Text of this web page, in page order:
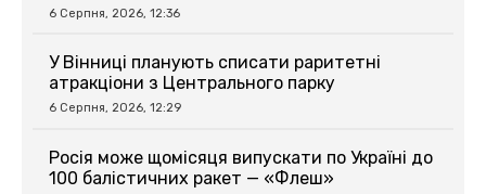
6 Серпня, 2026, 12:36
У Вінниці планують списати раритетні
атракціони з Центрального парку
6 Серпня, 2026, 12:29
Росія може щомісяця випускати по Україні до
100 балістичних ракет — «Флеш»